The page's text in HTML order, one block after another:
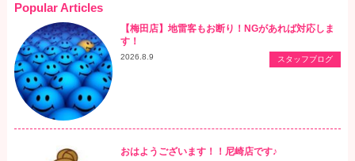
Popular Articles
【梅田店】地雷客もお断り！NGがあれば対応しま
す！
2026.8.9 スタッフブログ
おはようございます！！尼崎店です♪